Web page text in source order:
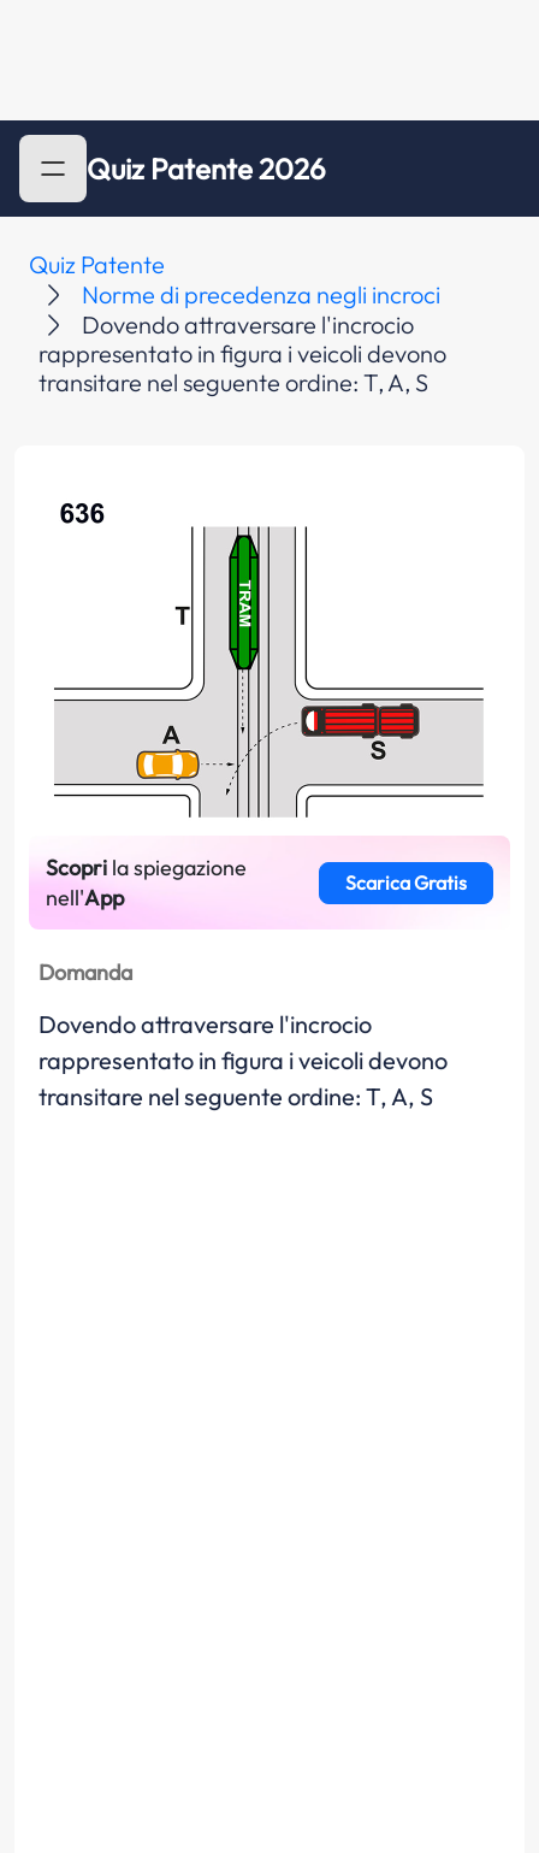
Quiz Patente 2026
Quiz Patente
Norme di precedenza negli incroci
Dovendo attraversare l'incrocio
rappresentato in figura i veicoli devono
transitare nel seguente ordine: T, A, S
Scopri la spiegazione
nell'App
Scarica Gratis
Domanda
Dovendo attraversare l'incrocio
rappresentato in figura i veicoli devono
transitare nel seguente ordine: T, A, S